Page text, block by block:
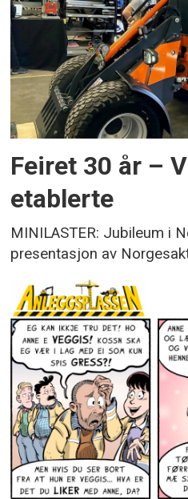
Feiret 30 år –
etablerte
MINILASTER: Jubileum i
presentasjon av